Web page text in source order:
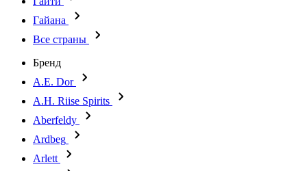
Гайана
Все страны
Бренд
A.E. Dor
A.H. Riise Spirits
Aberfeldy
Ardbeg
Arlett